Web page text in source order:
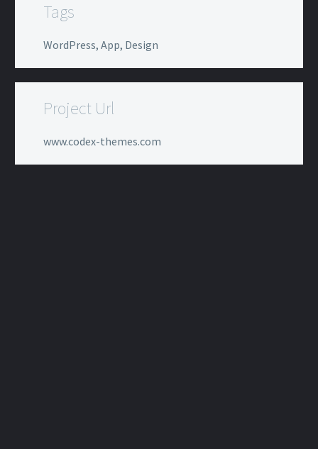
Tags
WordPress, App, Design
Project Url
www.codex-themes.com